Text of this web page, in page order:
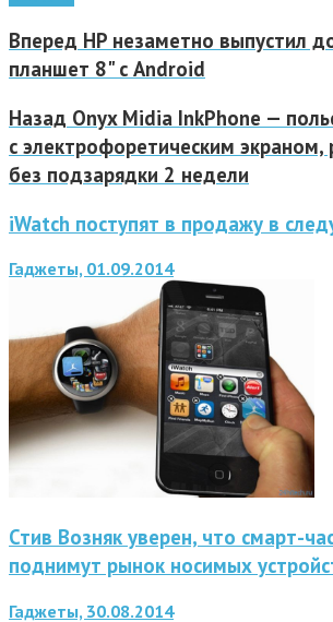
Вперед HP незаметно выпустил
планшет 8" с Android
Назад Onyx Midia InkPhone —
с электрофоретическим
без подзарядки 2 недели
iWatch поступят в продажу в
Гаджеты, 01.09.2014
Стив Возняк уверен, что смарт-
поднимут рынок носимых
Гаджеты, 30.08.2014